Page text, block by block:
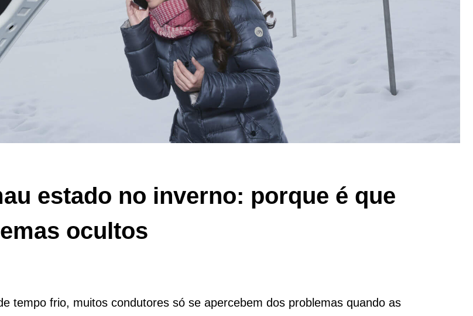
estado no inverno: porque é que
ocultos
tempo frio, muitos condutores só se apercebem dos problemas quando as